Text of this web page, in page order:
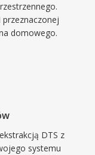
bledow
lub
z
miksu
domowego.
DTS z
systemu